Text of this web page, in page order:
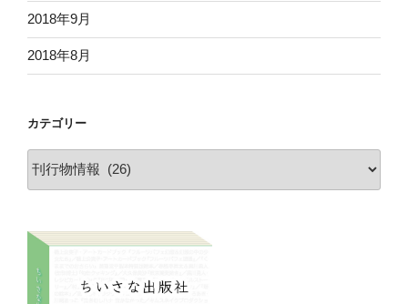
2018年9月
2018年8月
カテゴリー
カ